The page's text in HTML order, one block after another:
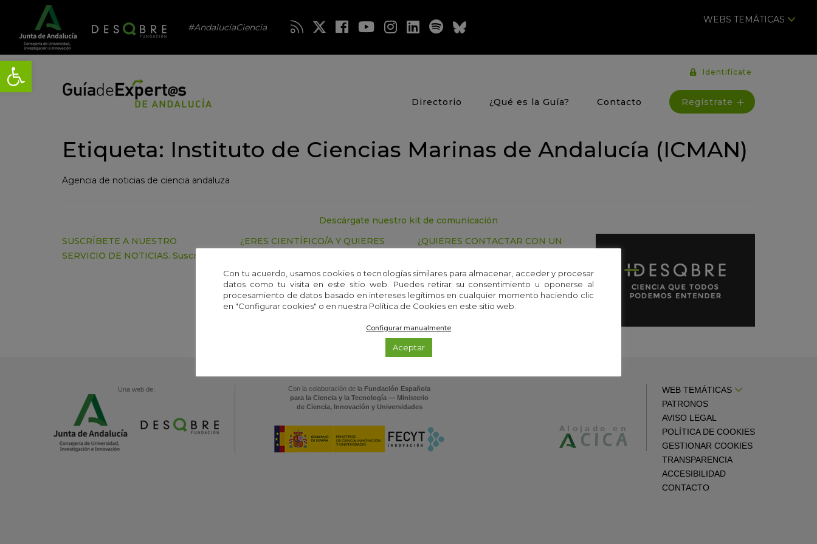
Abrir barra de herramientas
#AndalucíaCiencia
WEBS TEMÁTICAS
Identifícate
Directorio ¿Qué es la Guía? Contacto Regístrate
Etiqueta: Instituto de Ciencias Marinas de Andalucía (ICMAN)
Agencia de noticias de ciencia andaluza
Descárgate nuestro kit de comunicación
SUSCRÍBETE A NUESTRO
SERVICIO DE NOTICIAS. Suscríbete
¿ERES CIENTÍFICO/A Y QUIERES
CONTÁCTANOS
¿QUIERES CONTACTAR CON UN
EXPERTA
Una web de: Con la colaboración de la Fundación Española
para la Ciencia y la Tecnología — Ministerio
de Ciencia, Innovación y Universidades
WEB TEMÁTICAS
PATRONOS
AVISO LEGAL
POLÍTICA DE COOKIES
GESTIONAR COOKIES
TRANSPARENCIA
ACCESIBILIDAD
CONTACTO
Con tu acuerdo, usamos cookies o tecnologías similares para almacenar, acceder y procesar
datos como tu visita en este sitio web. Puedes retirar su consentimiento u oponerse al
procesamiento de datos basado en intereses legítimos en cualquier momento haciendo clic
en "Configurar cookies" o en nuestra Política de Cookies en este sitio web.
Configurar manualmente
Aceptar